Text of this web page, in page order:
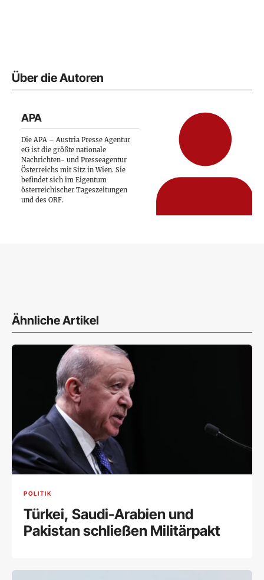
Über die Autoren
APA
Die APA – Austria Presse Agentur
eG ist die größte nationale
Nachrichten- und Presseagentur
Österreichs mit Sitz in Wien. Sie
befindet sich im Eigentum
österreichischer Tageszeitungen
und des ORF.
Ähnliche Artikel
POLITIK
Türkei, Saudi-Arabien und
Pakistan schließen Militärpakt